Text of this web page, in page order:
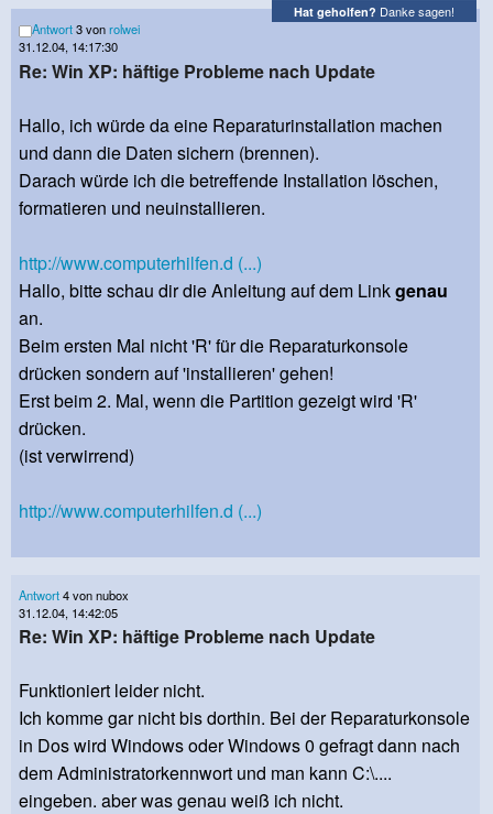
Hat geholfen? Danke sagen!
Antwort3 vonrolwei
31.12.04, 14:17:30
Re: Win XP: häftige Probleme nach Update
Hallo, ich würde da eine Reparaturinstallation machen
und dann die Daten sichern (brennen).
Darach würde ich die betreffende Installation löschen,
formatieren und neuinstallieren.
http://www.computerhilfen.d (...)
Hallo, bitte schau dir die Anleitung auf dem Linkgenau
an.
Beim ersten Mal nicht 'R' für die Reparaturkonsole
drücken sondern auf 'installieren' gehen!
Erst beim 2. Mal, wenn die Partition gezeigt wird 'R'
drücken.
(ist verwirrend)
http://www.computerhilfen.d (...)
Antwort4 von nubox
31.12.04, 14:42:05
Re: Win XP: häftige Probleme nach Update
Funktioniert leider nicht.
Ich komme gar nicht bis dorthin. Bei der Reparaturkonsole
in Dos wird Windows oder Windows 0 gefragt dann nach
dem Administratorkennwort und man kann C:\....
eingeben. aber was genau weiß ich nicht.